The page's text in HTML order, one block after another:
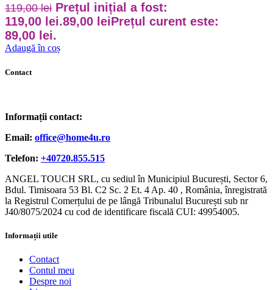
119,00lei Prețul inițial a fost:
119,00 lei.89,00 leiPrețul curent este:
89,00 lei.
Adaugă în coș
Contact
Informații contact:
Email: office@home4u.ro
Telefon: +40720.855.515
ANGEL TOUCH SRL, cu sediul în Municipiul București, Sector 6,
Bdul. Timisoara 53 Bl. C2 Sc. 2 Et. 4 Ap. 40 , România, înregistrată
la Registrul Comerțului de pe lângă Tribunalul București sub nr
J40/8075/2024 cu cod de identificare fiscală CUI: 49954005.
Informații utile
Contact
Contul meu
Despre noi